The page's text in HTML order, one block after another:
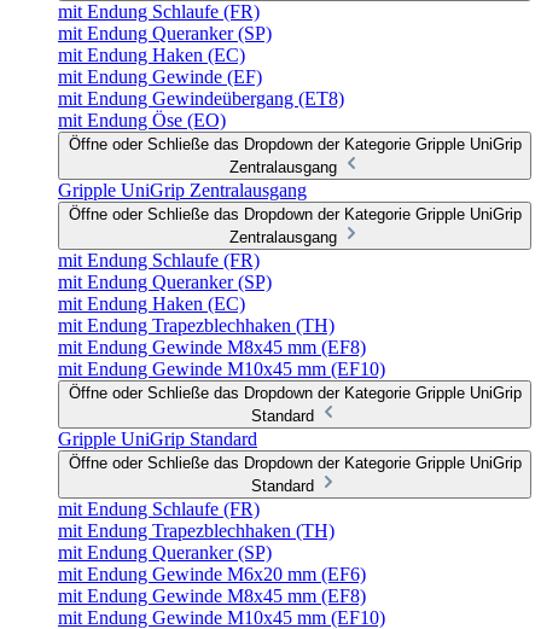
mit Endung Schlaufe (FR)
mit Endung Queranker (SP)
mit Endung Haken (EC)
mit Endung Gewinde (EF)
mit Endung Gewindeübergang (ET8)
mit Endung Öse (EO)
Öffne oder Schließe das Dropdown der Kategorie Gripple UniGrip
Zentralausgang
Gripple UniGrip Zentralausgang
Öffne oder Schließe das Dropdown der Kategorie Gripple UniGrip
Zentralausgang
mit Endung Schlaufe (FR)
mit Endung Queranker (SP)
mit Endung Haken (EC)
mit Endung Trapezblechhaken (TH)
mit Endung Gewinde M8x45 mm (EF8)
mit Endung Gewinde M10x45 mm (EF10)
Öffne oder Schließe das Dropdown der Kategorie Gripple UniGrip
Standard
Gripple UniGrip Standard
Öffne oder Schließe das Dropdown der Kategorie Gripple UniGrip
Standard
mit Endung Schlaufe (FR)
mit Endung Trapezblechhaken (TH)
mit Endung Queranker (SP)
mit Endung Gewinde M6x20 mm (EF6)
mit Endung Gewinde M8x45 mm (EF8)
mit Endung Gewinde M10x45 mm (EF10)